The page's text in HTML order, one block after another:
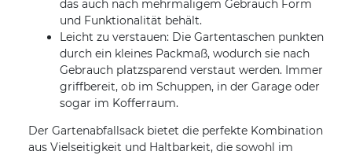
das auch nach mehrmaligem Gebrauch Form
und Funktionalität behält.
Leicht zu verstauen: Die Gartentaschen punkten
durch ein kleines Packmaß, wodurch sie nach
Gebrauch platzsparend verstaut werden. Immer
griffbereit, ob im Schuppen, in der Garage oder
sogar im Kofferraum.
Der Gartenabfallsack bietet die perfekte Kombination
aus Vielseitigkeit und Haltbarkeit, die sowohl im